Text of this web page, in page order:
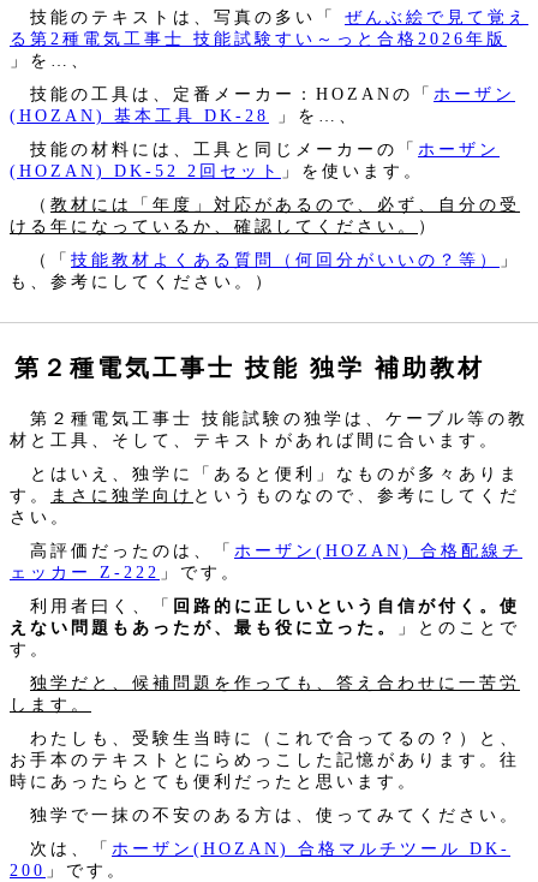
技能のテキストは、写真の多い「
ぜんぶ絵で見て覚え
る第2種電気工事士 技能試験すい～っと合格2026年版
」を…、
技能の工具は、定番メーカー：HOZANの「 ホーザン
(HOZAN) 基本工具 DK-28
」を…、
技能の材料には、工具と同じメーカーの「 ホーザン
(HOZAN) DK-52 2回セット
」を使います。
（ 教材には「年度」対応があるので、必ず、自分の受
ける年になっているか、確認してください。
）
（「 技能教材よくある質問（何回分がいいの？等）
」
も、参考にしてください。）
第２種電気工事士 技能 独学 補助教材
第２種電気工事士 技能試験の独学は、ケーブル等の教
材と工具、そして、テキストがあれば間に合います。
とはいえ、独学に「あると便利」なものが多々ありま
す。
まさに独学向け というものなので、参考にしてくだ
さい。
高評価だったのは、「 ホーザン(HOZAN) 合格配線チ
ェッカー Z-222 」です。
利用者曰く、「 回路的に正しいという自信が付く。使
えない問題もあったが、最も役に立った。
」とのことで
す。
独学だと、候補問題を作っても、答え合わせに一苦労
します。
わたしも、受験生当時に（これで合ってるの？）と、
お手本のテキストとにらめっこした記憶があります。往
時にあったらとても便利だったと思います。
独学で一抹の不安のある方は、使ってみてください。
次は、「 ホーザン(HOZAN) 合格マルチツール DK-
200 」です。